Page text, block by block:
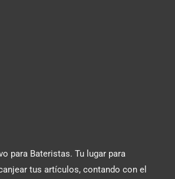
para Bateristas. Tu lugar para
tus artículos, contando con el